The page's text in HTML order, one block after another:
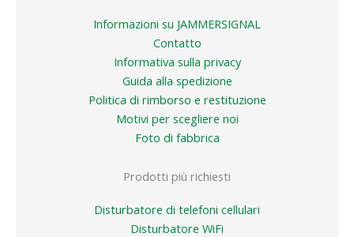
Informazioni su JAMMERSIGNAL
Contatto
Informativa sulla privacy
Guida alla spedizione
Politica di rimborso e restituzione
Motivi per scegliere noi
Foto di fabbrica
Prodotti più richiesti
Disturbatore di telefoni cellulari
Disturbatore WiFi